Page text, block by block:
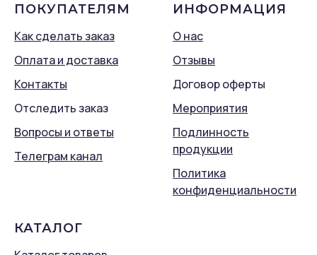
ПОКУПАТЕЛЯМ
Как сделать заказ
Оплата и доставка
Контакты
Отследить заказ
Вопросы и ответы
Телеграм канал
ИНФОРМАЦИЯ
О нас
Отзывы
Договор оферты
Мероприятия
Подлинность
продукции
Политика
конфиденциальности
КАТАЛОГ